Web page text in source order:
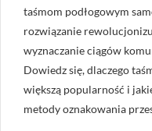
taśmom podłogowym
rozwiązanie
wyznaczanie ciągów
Dowiedz się, dlaczego
większą popularność i
metody oznakowania